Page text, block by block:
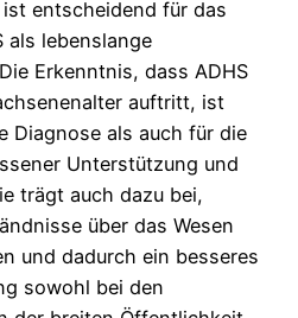
entscheidend für das
als lebenslange
Erkenntnis, dass ADHS
auftritt, ist
Diagnose als auch für die
Unterstützung und
trägt auch dazu bei,
über das Wesen
und dadurch ein besseres
sowohl bei den